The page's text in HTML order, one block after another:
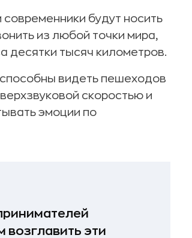
будут носить
из любой точки мира,
десятки тысяч километров.
видеть пешеходов
скоростью и
эмоции по
возглавить эти